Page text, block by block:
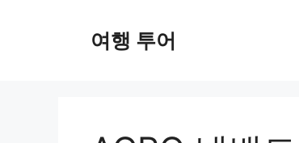
여행 투어